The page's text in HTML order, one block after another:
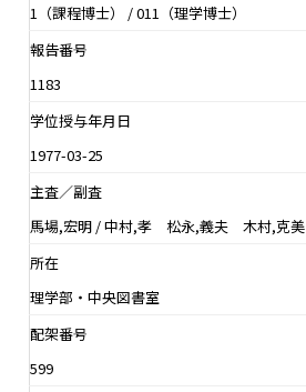
1（課程博士） / 011（理学博士）
報告番号
1183
学位授与年月日
1977-03-25
主査／副査
馬場,宏明 / 中村,孝 松永,義夫 木村,克美
所在
理学部・中央図書室
配架番号
599